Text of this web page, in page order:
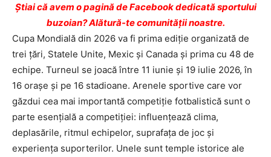
Ştiai că avem o pagină de Facebook dedicată sportului
buzoian? Alătură-te comunității noastre.
Cupa Mondială din 2026 va fi prima ediție organizată de
trei țări, Statele Unite, Mexic și Canada și prima cu 48 de
echipe. Turneul se joacă între 11 iunie și 19 iulie 2026, în
16 orașe și pe 16 stadioane. Arenele sportive care vor
găzdui cea mai importantă competiție fotbalistică sunt o
parte esențială a competiției: influențează clima,
deplasările, ritmul echipelor, suprafața de joc și
experiența suporterilor. Unele sunt temple istorice ale